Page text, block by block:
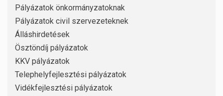
Pályázatok önkormányzatoknak
Pályázatok civil szervezeteknek
Álláshirdetések
Ösztöndíj pályázatok
KKV pályázatok
Telephelyfejlesztési pályázatok
Vidékfejlesztési pályázatok